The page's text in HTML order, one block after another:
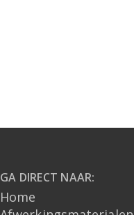
GA DIRECT NAAR:
Home